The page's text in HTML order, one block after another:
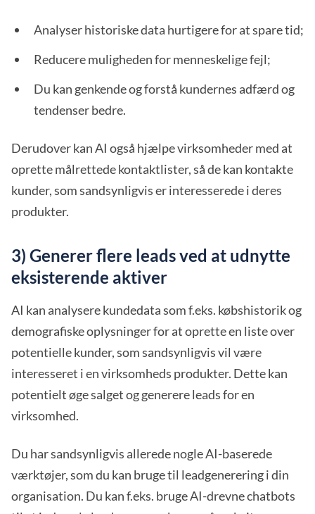
Analyser historiske data hurtigere for at spare tid;
Reducere muligheden for menneskelige fejl;
Du kan genkende og forstå kundernes adfærd og
tendenser bedre.
Derudover kan AI også hjælpe virksomheder med at
oprette målrettede kontaktlister, så de kan kontakte
kunder, som sandsynligvis er interesserede i deres
produkter.
3) Generer flere leads ved at udnytte
eksisterende aktiver
AI kan analysere kundedata som f.eks. købshistorik og
demografiske oplysninger for at oprette en liste over
potentielle kunder, som sandsynligvis vil være
interesseret i en virksomheds produkter. Dette kan
potentielt øge salget og generere leads for en
virksomhed.
Du har sandsynligvis allerede nogle AI-baserede
værktøjer, som du kan bruge til leadgenerering i din
organisation. Du kan f.eks. bruge AI-drevne chatbots